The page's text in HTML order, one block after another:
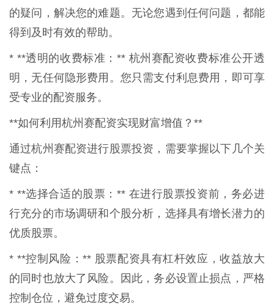
的疑问，解决您的难题。无论您遇到任何问题，都能
得到及时有效的帮助。
* **透明的收费标准：** 杭州赛配资收费标准公开透
明，无任何隐形费用。您只需支付利息费用，即可享
受专业的配资服务。
**如何利用杭州赛配资实现财富增值？**
通过杭州赛配资进行股票投资，需要掌握以下几个关
键点：
* **选择合适的股票：** 在进行股票投资前，务必进
行充分的市场调研和个股分析，选择具有增长潜力的
优质股票。
* **控制风险：** 股票配资具有杠杆效应，收益放大
的同时也放大了风险。因此，务必设置止损点，严格
控制仓位，避免过度交易。